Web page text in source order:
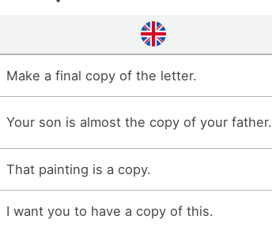
Make a final copy of the letter.
Your son is almost the copy of your father.
That painting is a copy.
I want you to have a copy of this.